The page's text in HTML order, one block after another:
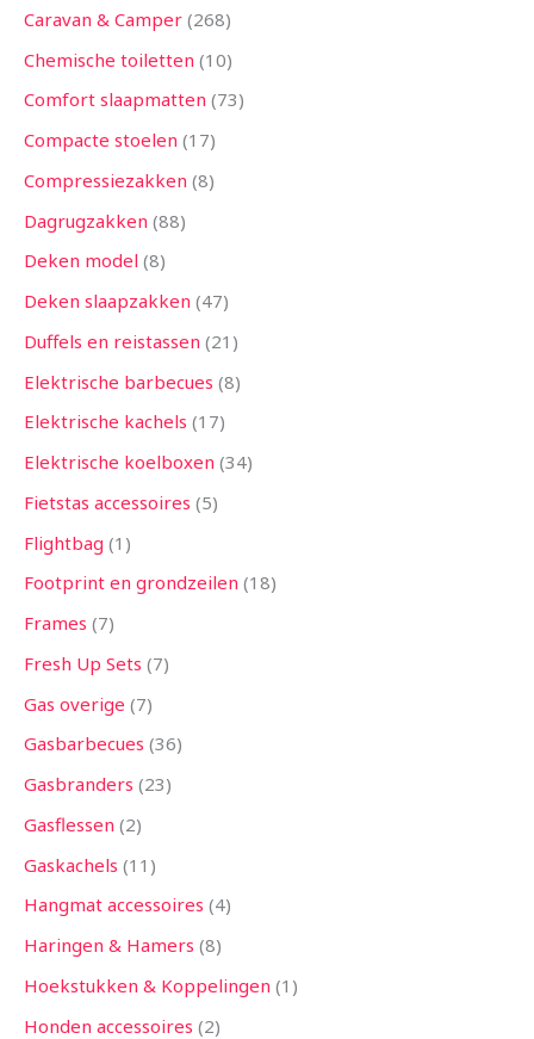
Caravan & Camper 268
Chemische toiletten 10
Comfort slaapmatten 73
Compacte stoelen 17
Compressiezakken 8
Dagrugzakken 88
Deken model 8
Deken slaapzakken 47
Duffels en reistassen 21
Elektrische barbecues 8
Elektrische kachels 17
Elektrische koelboxen 34
Fietstas accessoires 5
Flightbag 1
Footprint en grondzeilen 18
Frames 7
Fresh Up Sets 7
Gas overige 7
Gasbarbecues 36
Gasbranders 23
Gasflessen 2
Gaskachels 11
Hangmat accessoires 4
Haringen & Hamers 8
Hoekstukken & Koppelingen 1
Honden accessoires 2